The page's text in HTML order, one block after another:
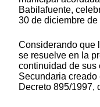
Babilafuente,
30 de diciembre de
Considerando que
se resuelve en la
continuidad de sus
Secundaria creado
Decreto 895/1997,